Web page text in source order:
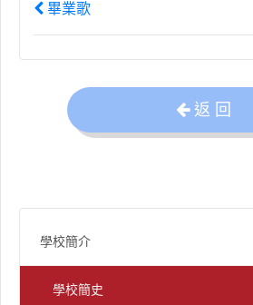
學校簡介
學校簡史
畢業歌
返 回